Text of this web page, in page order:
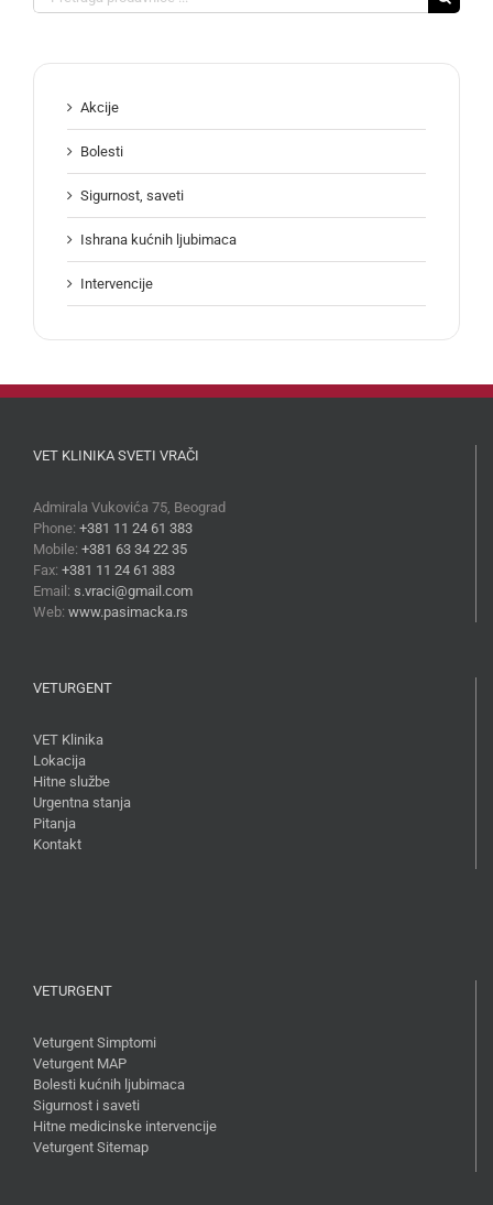
for:
Akcije
Bolesti
Sigurnost, saveti
Ishrana kućnih ljubimaca
Intervencije
VET KLINIKA SVETI VRAČI
Admirala Vukovića 75, Beograd
Phone: +381 11 24 61 383
Mobile: +381 63 34 22 35
Fax: +381 11 24 61 383
Email: s.vraci@gmail.com
Web: www.pasimacka.rs
VETURGENT
VET Klinika
Lokacija
Hitne službe
Urgentna stanja
Pitanja
Kontakt
VETURGENT
Veturgent Simptomi
Veturgent MAP
Bolesti kućnih ljubimaca
Sigurnost i saveti
Hitne medicinske intervencije
Veturgent Sitemap